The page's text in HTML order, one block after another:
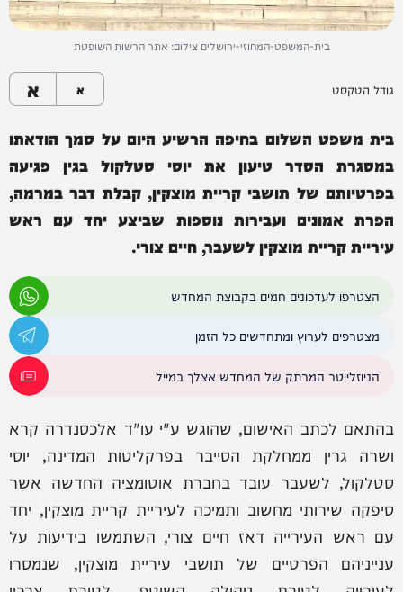
בית-המשפט-המחוזי-ירושלים צילום: אתר הרשות השופטת
גודל הטקסט א א
בית משפט השלום בחיפה הרשיע היום על סמך הודאתו
במסגרת הסדר טיעון את יוסי סטלקול בגין פגיעה
בפרטיותם של תושבי קריית מוצקין, קבלת דבר במרמה,
הפרת אמונים ועבירות נוספות שביצע יחד עם ראש
עיריית קריית מוצקין לשעבר, חיים צורי.
הצטרפו לעדכונים חמים בקבוצת המחדש
מצטרפים לערוץ ומתחדשים כל הזמן
הניוזלייטר המרתק של המחדש אצלך במייל
בהתאם לכתב האישום, שהוגש ע"י עו"ד אלכסנדרה קרא
ושרה גרין ממחלקת הסייבר בפרקליטות המדינה, יוסי
סטלקול, לשעבר עובד בחברת אוטומציה החדשה אשר
סיפקה שירותי מחשוב ותמיכה לעיריית קריית מוצקין, יחד
עם ראש העירייה דאז חיים צורי, השתמשו בידיעות על
ענייניהם הפרטיים של תושבי עיריית מוצקין, שנמסרו